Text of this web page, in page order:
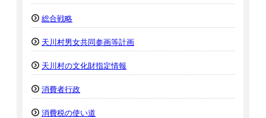
総合戦略
天川村男女共同参画等計画
天川村の文化財指定情報
消費者行政
消費税の使い道